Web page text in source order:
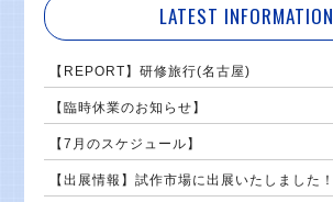
LATEST INFORMATION
【REPORT】研修旅行(名古屋)
【臨時休業のお知らせ】
【7月のスケジュール】
【出展情報】試作市場に出展いたしました！